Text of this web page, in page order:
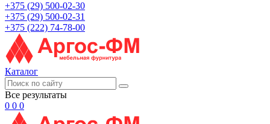
+375 (29) 500-02-30
+375 (29) 500-02-31
+375 (222) 74-78-00
Каталог
Все результаты
0 0 0